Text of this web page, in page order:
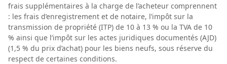
frais supplémentaires à la charge de l’acheteur comprennent
: les frais d’enregistrement et de notaire, l’impôt sur la
transmission de propriété (ITP) de 10 à 13 % ou la TVA de 10
% ainsi que l’impôt sur les actes juridiques documentés (AJD)
(1,5 % du prix d’achat) pour les biens neufs, sous réserve du
respect de certaines conditions.